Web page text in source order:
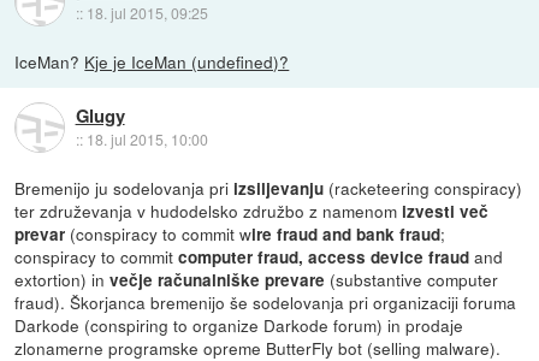
:: 18. jul 2015, 09:25
IceMan? Kje je IceMan (undefined)?
Glugy
:: 18. jul 2015, 10:00
Bremenijo ju sodelovanja pri izsiljevanju (racketeering conspiracy)
ter združevanja v hudodelsko združbo z namenom izvesti več
prevar (conspiracy to commit wire fraud and bank fraud;
conspiracy to commitcomputer fraud, access device fraud and
extortion) invečje računalniške prevare (substantive computer
fraud). Škorjanca bremenijo še sodelovanja pri organizaciji foruma
Darkode (conspiring to organize Darkode forum) in prodaje
zlonamerne programske opreme ButterFly bot (selling malware).